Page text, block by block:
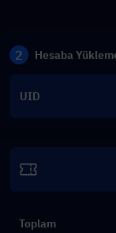
2 Hesaba
UID
Toplam